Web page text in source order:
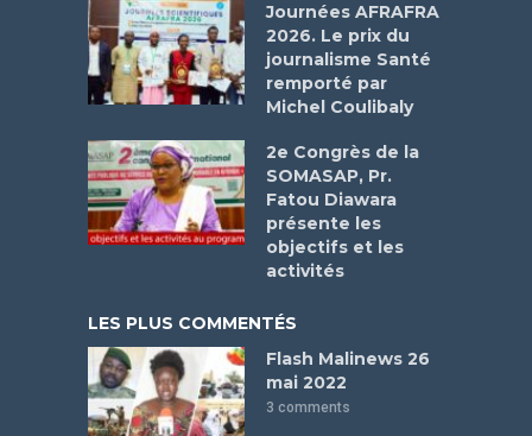
Journées AFRAFRA
2026. Le prix du
journalisme Santé
remporté par
Michel Coulibaly
2e Congrès de la
SOMASAP, Pr.
Fatou Diawara
présente les
objectifs et les
activités
LES PLUS COMMENTÉS
Flash Malinews 26
mai 2022
3 comments